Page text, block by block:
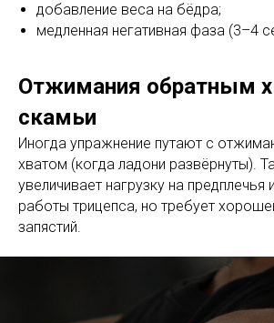
добавление веса на бёдра;
медленная негативная фаза (3–4
Отжимания обратным
скамьи
Иногда упражнение путают с
хватом (когда ладони развёрнуты).
увеличивает нагрузку на предплечья
работы трицепса, но требует
запястий.